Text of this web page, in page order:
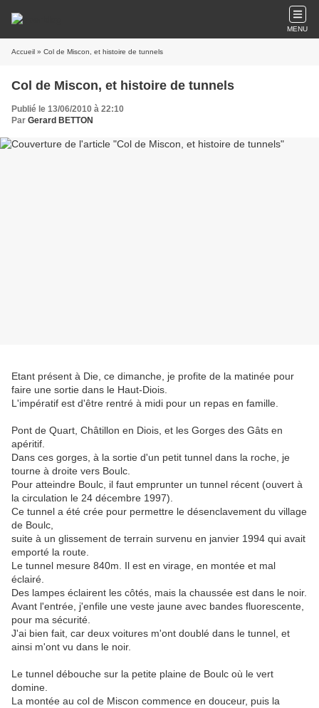
MENU
Accueil » Col de Miscon, et histoire de tunnels
Col de Miscon, et histoire de tunnels
Publié le 13/06/2010 à 22:10
Par Gerard BETTON
Etant présent à Die, ce dimanche, je profite de la matinée pour
faire une sortie dans le Haut-Diois.
L'impératif est d'être rentré à midi pour un repas en famille.
Pont de Quart, Châtillon en Diois, et les Gorges des Gâts en
apéritif.
Dans ces gorges, à la sortie d'un petit tunnel dans la roche, je
tourne à droite vers Boulc.
Pour atteindre Boulc, il faut emprunter un tunnel récent (ouvert à
la circulation le 24 décembre 1997).
Ce tunnel a été crée pour permettre le désenclavement du village
de Boulc,
suite à un glissement de terrain survenu en janvier 1994 qui avait
emporté la route.
Le tunnel mesure 840m. Il est en virage, en montée et mal
éclairé.
Des lampes éclairent les côtés, mais la chaussée est dans le noir.
Avant l'entrée, j'enfile une veste jaune avec bandes fluorescente,
pour ma sécurité.
J'ai bien fait, car deux voitures m'ont doublé dans le tunnel, et
ainsi m'ont vu dans le noir.
Le tunnel débouche sur la petite plaine de Boulc où le vert
domine.
La montée au col de Miscon commence en douceur, puis la